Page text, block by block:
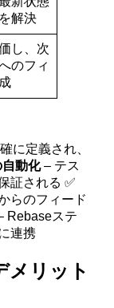
解決
し、次
のフィ
に定義され、
動化– テス
証される ✅
らのフィード
Rebaseステ
連携
メリット